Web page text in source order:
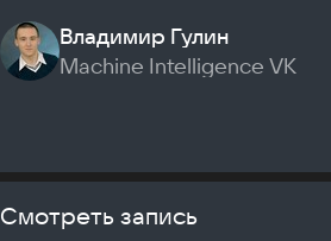
Владимир Гулин
Machine Intelligence VK
Смотреть запись